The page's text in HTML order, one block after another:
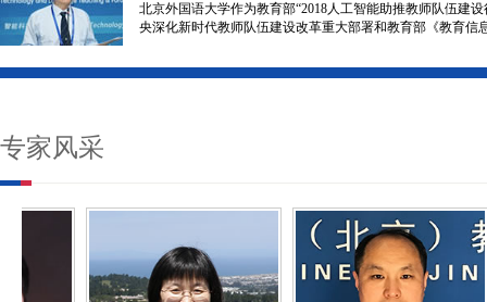
北京外国语大学作为教育部“2018人工智能助推教师队伍建
央深化新时代教师队伍建设改革重大部署和教育部《教育
专家风采